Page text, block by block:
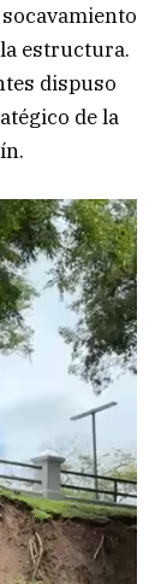
estructura.
dispuso
de la